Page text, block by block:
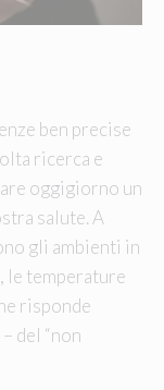
ben precise
ricerca e
oggigiorno un
salute. A
gli ambienti in
le temperature
risponde
del “non